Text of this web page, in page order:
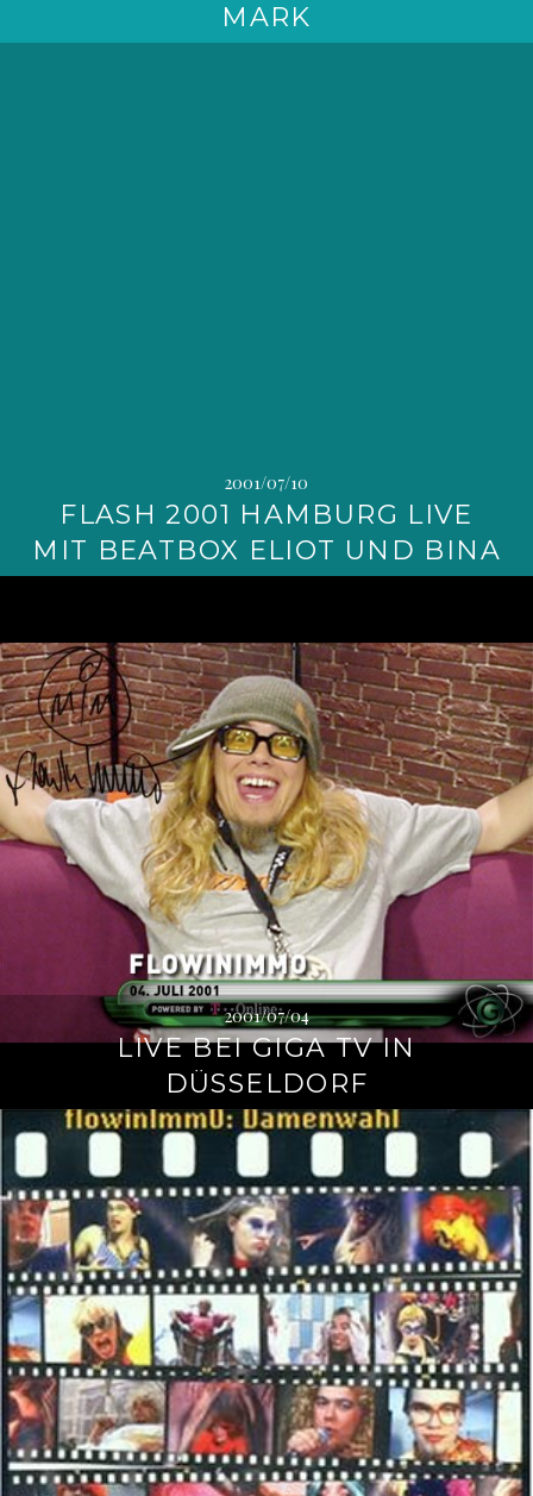
MARK
2001/07/10
FLASH 2001 HAMBURG LIVE
MIT BEATBOX ELIOT UND BINA
2001/07/04
LIVE BEI GIGA TV IN
DÜSSELDORF